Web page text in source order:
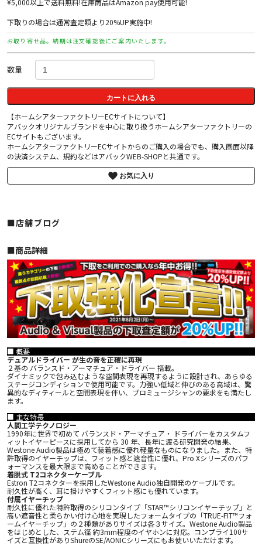
¥5,000以上で送料無料!在庫商品はAmazon pay使用可能!
下取りの場合は通常査定額より20%UP実施中!
お取り寄せ品。納期は注文確認後にご案内いたします。
数量
カートに入れる
【ホームシアターファクトリーECサイトについて】
アバックオリジナルブランドを中心に取り扱うホームシアターファクトリーの
ECサイトもございます。
ホームシアターファクトリーECサイトからのご購入の場合でも、購入画面以降
の決済システム、規約などはアバックWEB-SHOPと共通です。
お気に入り
■店舗ブログ
■︎商品詳細
■ 概要
デュアルドライバー が生の音を正確に再現
２基の バランスド・アーマチュア・ドライバー 搭載。
ダイナミックで包み込むような空間表現を再現するように設計され、あらゆる
ステージコンディションで使用可能です。力強い低域と伸びのある高域は、驚
異的なディティールと空間表現を伴い、プロミュージシャンの要求をも満たし
ます。
■ 主な特長
人間工学テクノロジー
1990年に世界で初めて バランスド・アーマチュア・ ドライバーをカスタムフ
ィットイヤーピースに採用してから 30 年、長年に渡る研究開発の結果、
Westone Audio製品は極めて装着感に優れ軽量なものになりました。また、特
許取得のイヤーチップは、フィット感と遮音性に優れ、Pro Xシリーズのパフ
ォーマンスを最大限まで高めることができます。
着脱式 T2コネクターケーブル
Estron T2コネクターを採用したWestone Audio独自開発のケーブルです。
耐久性が高く、耳に掛けやすくフィット感にも優れています。
付属イヤーチップ
耐久性に優れた特許取得のシリコンタイプ「STAR™シリコンイヤーチップ」と
高い遮音性と柔らかい付け心地を実現したフォームタイプの「TRUE-FIT™フォ
ームイヤーチップ」の２種類がありサイズは各３サイズ。Westone Audio製品
をはじめとした、ステム径 約3mm程度のイヤホンに対応。コンプライ100サ
イズと互換性がありShureのSE/AONICシリーズにもお使いいただけます。